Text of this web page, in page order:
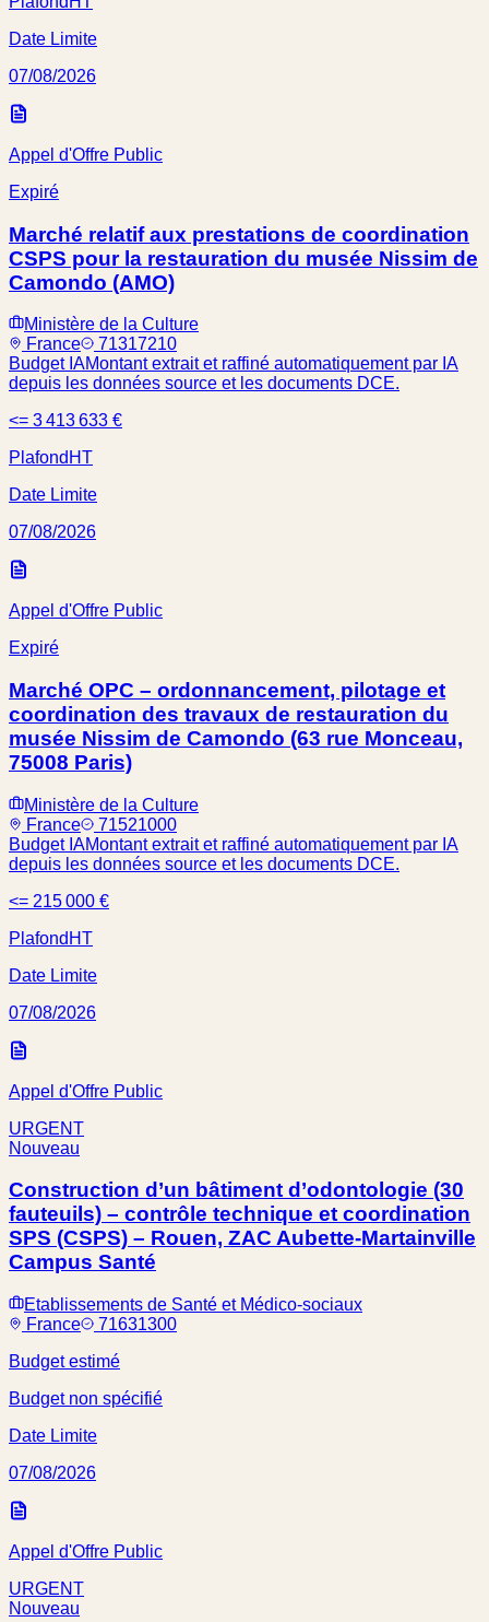
Date Limite
07/08/2026
Appel d'Offre Public
Expiré
Marché relatif aux prestations de coordination
CSPS pour la restauration du musée Nissim de
Camondo (AMO)
Ministère de la Culture
France
71317210
Budget IAMontant extrait et raffiné automatiquement par IA
depuis les données source et les documents DCE.
<= 3 413 633 €
Plafond HT
Date Limite
07/08/2026
Appel d'Offre Public
Expiré
Marché OPC – ordonnancement, pilotage et
coordination des travaux de restauration du
musée Nissim de Camondo (63 rue Monceau,
75008 Paris)
Ministère de la Culture
France
71521000
Budget IAMontant extrait et raffiné automatiquement par IA
depuis les données source et les documents DCE.
<= 215 000 €
Plafond HT
Date Limite
07/08/2026
Appel d'Offre Public
URGENT
Nouveau
Construction d’un bâtiment d’odontologie (30
fauteuils) – contrôle technique et coordination
SPS (CSPS) – Rouen, ZAC Aubette-Martainville
Campus Santé
Etablissements de Santé et Médico-sociaux
France
71631300
Budget estimé
Budget non spécifié
Date Limite
07/08/2026
Appel d'Offre Public
URGENT
Nouveau